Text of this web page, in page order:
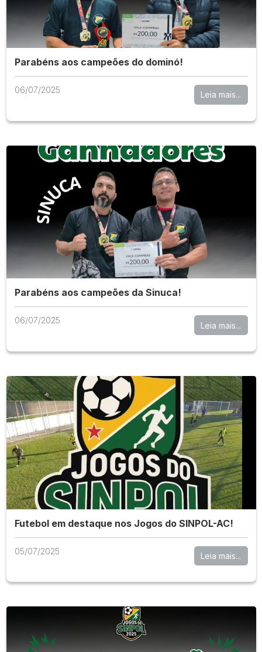
Parabéns aos campeões do dominó!
06/07/2025 Leia mais...
Parabéns aos campeões da Sinuca!
06/07/2025 Leia mais...
Futebol em destaque nos Jogos do SINPOL-AC!
05/07/2025 Leia mais...